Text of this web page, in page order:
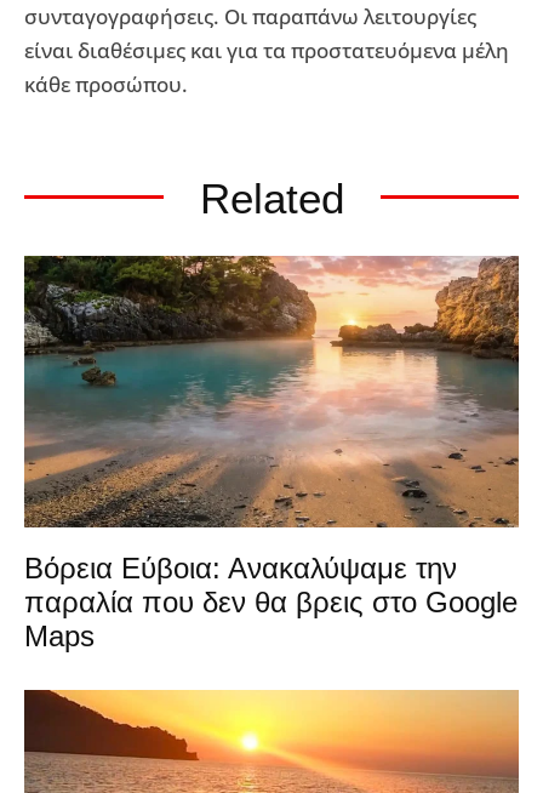
συνταγογραφήσεις. Οι παραπάνω λειτουργίες
είναι διαθέσιμες και για τα προστατευόμενα μέλη
κάθε προσώπου.
Related
Βόρεια Εύβοια: Ανακαλύψαμε την
παραλία που δεν θα βρεις στο Google
Maps